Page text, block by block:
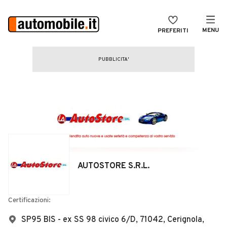
PREFERITI MENU
CERCA
Auto d'epocaAUTOSTORE S.R.L.
Certificazioni:
SP95 BIS - ex SS 98 civico 6/D, 71042, Cerignola,